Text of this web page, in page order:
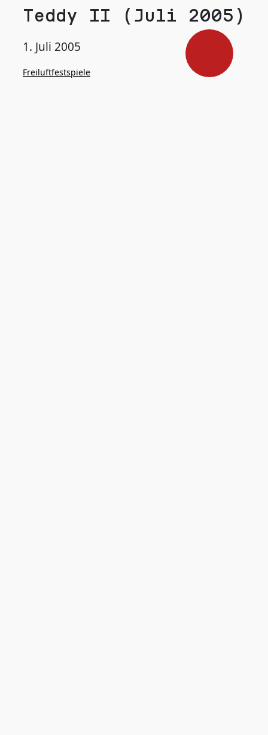
Teddy II (Juli 2005)
1. Juli 2005
Freiluftfestspiele